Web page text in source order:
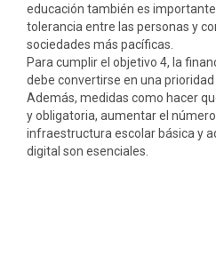
educación también es
tolerancia entre las personas y
sociedades más pacíficas.
Para cumplir el objetivo 4, la
debe convertirse en una
Además, medidas como hacer
y obligatoria, aumentar el
infraestructura escolar básica y
digital son esenciales.